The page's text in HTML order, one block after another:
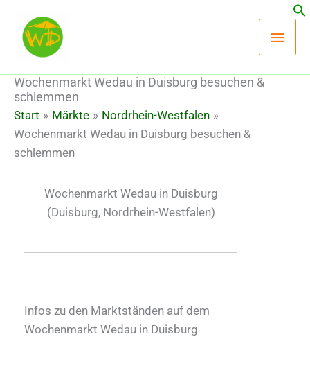
Inhalt
springen
Wochenmarkt Wedau in Duisburg besuchen &
schlemmen
Start Märkte
Nordrhein-Westfalen
Wochenmarkt Wedau in Duisburg besuchen &
schlemmen
Wochenmarkt Wedau in Duisburg
(Duisburg, Nordrhein-Westfalen)
Infos zu den Marktständen auf dem
Wochenmarkt Wedau in Duisburg